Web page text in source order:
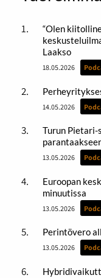
“Olen
Laakso
18.05.2026
14.05.2026
Turun Pietari-
13.05.2026
Euroopan
minuutissa
13.05.2026
Perintövero
13.05.2026